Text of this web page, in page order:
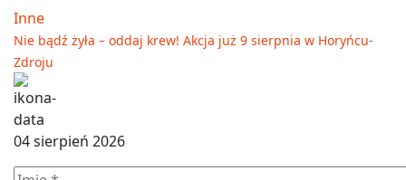
Inne
Nie bądź żyła – oddaj krew! Akcja już 9 sierpnia w Horyńcu-
Zdroju
04 sierpień 2026